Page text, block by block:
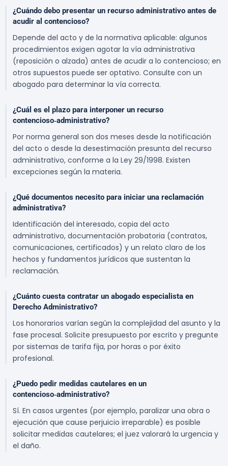
¿Cuándo debo presentar un recurso administrativo antes de
acudir al contencioso?
Depende del acto y de la normativa aplicable: algunos
procedimientos exigen agotar la vía administrativa
(reposición o alzada) antes de acudir a lo contencioso; en
otros supuestos puede ser optativo. Consulte con un
abogado para determinar la vía correcta.
¿Cuál es el plazo para interponer un recurso
contencioso‑administrativo?
Por norma general son dos meses desde la notificación
del acto o desde la desestimación presunta del recurso
administrativo, conforme a la Ley 29/1998. Existen
excepciones según la materia.
¿Qué documentos necesito para iniciar una reclamación
administrativa?
Identificación del interesado, copia del acto
administrativo, documentación probatoria (contratos,
comunicaciones, certificados) y un relato claro de los
hechos y fundamentos jurídicos que sustentan la
reclamación.
¿Cuánto cuesta contratar un abogado especialista en
Derecho Administrativo?
Los honorarios varían según la complejidad del asunto y la
fase procesal. Solicite presupuesto por escrito y pregunte
por sistemas de tarifa fija, por horas o por éxito
profesional.
¿Puedo pedir medidas cautelares en un
contencioso‑administrativo?
Sí. En casos urgentes (por ejemplo, paralizar una obra o
ejecución que cause perjuicio irreparable) es posible
solicitar medidas cautelares; el juez valorará la urgencia y
el daño.